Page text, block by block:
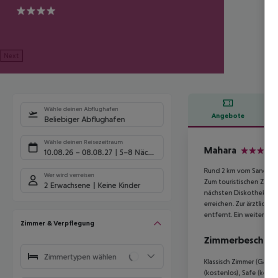
4
Next
Wähle deinen Abflughafen
Beliebiger Abflughafen
Wähle deinen Reisezeitraum
10.08.26 – 08.08.27 5-8 Nächte
Wer wird verreisen
2 Erwachsene Keine Kinder
Zimmer & Verpflegung
Zimmertypen wählen
Angebote
Mahara
Rund 2 km vom
Zum touristischen
nächsten Diskothek
erreichen. Zur
entfernt. Ein weiterer
Klassisch Zimmer
(kostenlos), Safe